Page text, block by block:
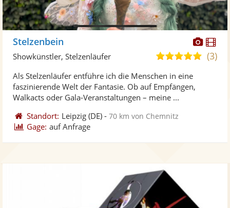
Stelzenbein
5,0(3)
Showkünstler, Stelzenläufer
Als Stelzenläufer entführe ich die Menschen in eine
faszinierende Welt der Fantasie. Ob auf Empfängen,
Walkacts oder Gala-Veranstaltungen – meine ...
Standort: Leipzig (DE) -70 km von Chemnitz
Gage: auf Anfrage